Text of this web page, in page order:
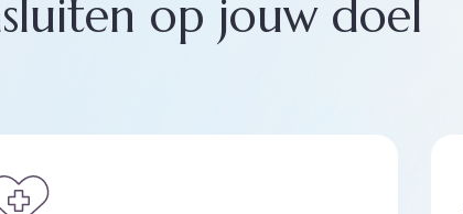
op jouw doel